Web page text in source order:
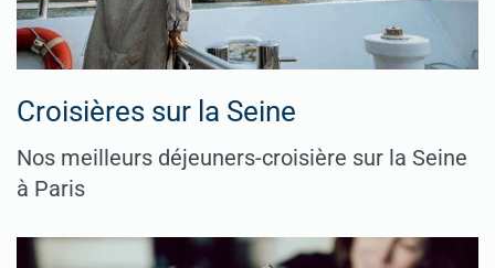
Croisières sur la Seine
Nos meilleurs déjeuners-croisière sur la Seine
à Paris